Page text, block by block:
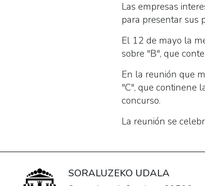
Las empresas
para presentar sus
El 12 de mayo la
sobre "B", que
En la reunión que
"C", que continene
concurso.
La reunión se
SORALUZEKO UDALA